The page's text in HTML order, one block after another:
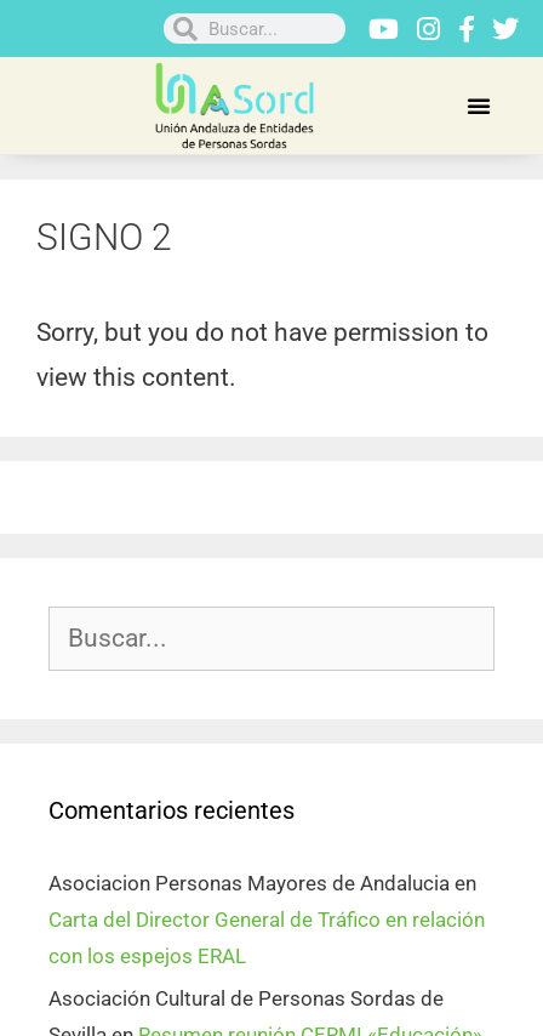
SIGNO 2
Sorry, but you do not have permission to
view this content.
Comentarios recientes
Asociacion Personas Mayores de Andalucia en
Carta del Director General de Tráfico en relación
con los espejos ERAL
Asociación Cultural de Personas Sordas de